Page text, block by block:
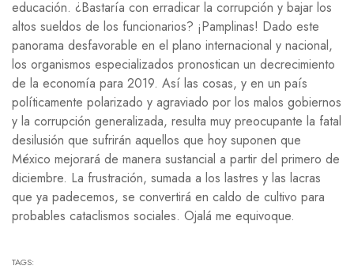
educación. ¿Bastaría con erradicar la corrupción y bajar los
altos sueldos de los funcionarios? ¡Pamplinas! Dado este
panorama desfavorable en el plano internacional y nacional,
los organismos especializados pronostican un decrecimiento
de la economía para 2019. Así las cosas, y en un país
políticamente polarizado y agraviado por los malos gobiernos
y la corrupción generalizada, resulta muy preocupante la fatal
desilusión que sufrirán aquellos que hoy suponen que
México mejorará de manera sustancial a partir del primero de
diciembre. La frustración, sumada a los lastres y las lacras
que ya padecemos, se convertirá en caldo de cultivo para
probables cataclismos sociales. Ojalá me equivoque.
TAGS: